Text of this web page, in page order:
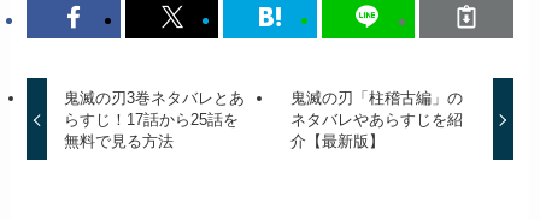
鬼滅の刃3巻ネタバレとあ
らすじ！17話から25話を
無料で見る方法
鬼滅の刃「柱稽古編」の
ネタバレやあらすじを紹
介【最新版】